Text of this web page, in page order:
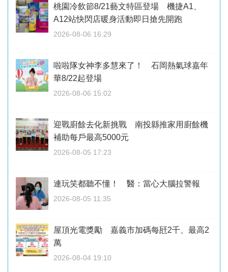
桃園冷飲節8/21藝文特區登場 機捷A1、
A12站快閃店暖身活動即日搶先開跑
2026-08-06 16:29
啦啦隊女神李多慧來了！ 石岡熱氣球嘉年
華8/22起登場
2026-08-06 15:02
迎戰廚餘去化新挑戰 南投縣推家用廚餘機
補助每戶最高5000元
2026-08-05 17:23
連玩笑都聽不懂！ 醫：當心大腦拉警報
2026-08-05 11:35
屋頂光電獎勵 嘉義市加碼每瓩2千、最高2
萬
2026-08-04 19:10